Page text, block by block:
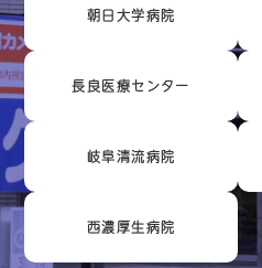
朝日大学病院
長良医療センター
岐阜清流病院
西濃厚生病院